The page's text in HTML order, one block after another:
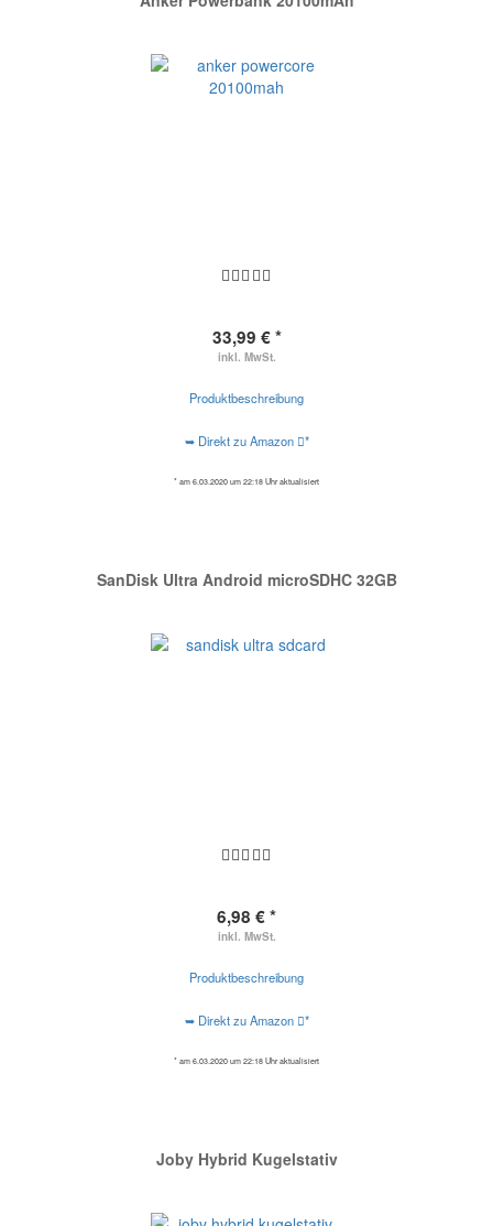
33,99 € *
inkl. MwSt.
Produktbeschreibung
➥ Direkt zu Amazon *
* am 6.03.2020 um 22:18 Uhr aktualisiert
SanDisk Ultra Android microSDHC 32GB
6,98 € *
inkl. MwSt.
Produktbeschreibung
➥ Direkt zu Amazon *
* am 6.03.2020 um 22:18 Uhr aktualisiert
Joby Hybrid Kugelstativ